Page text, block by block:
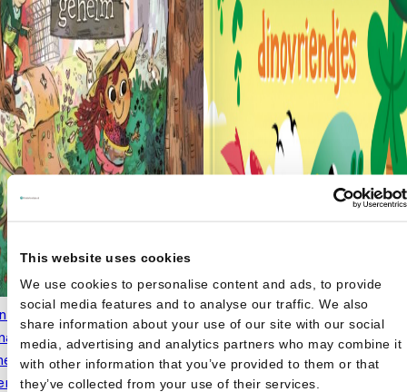
This website uses cookies
We use cookies to personalise content and ads, to provide
social media features and to analyse our traffic. We also
share information about your use of our site with our social
media, advertising and analytics partners who may combine it
with other information that you’ve provided to them or that
they’ve collected from your use of their services.
Lootens
van het Roversbos: het
- Een vrolijk verhaal
lief zijn voor elkaar € 9,95